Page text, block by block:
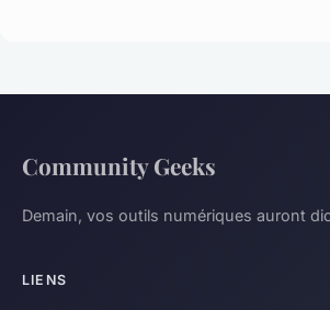
Community Geeks
Demain, vos outils numériques auront
LIENS